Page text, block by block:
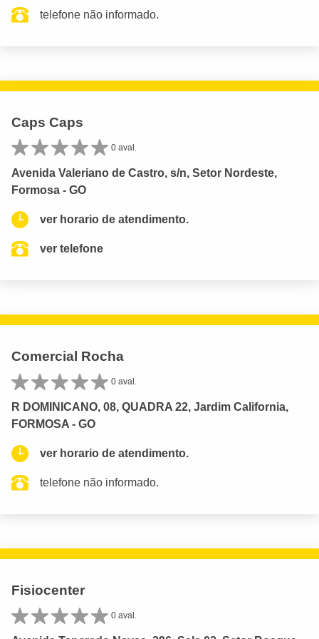
telefone não informado.
Caps Caps
0 aval.
Avenida Valeriano de Castro, s/n, Setor Nordeste,
Formosa - GO
ver horario de atendimento.
ver telefone
Comercial Rocha
0 aval.
R DOMINICANO, 08, QUADRA 22, Jardim California,
FORMOSA - GO
ver horario de atendimento.
telefone não informado.
Fisiocenter
0 aval.